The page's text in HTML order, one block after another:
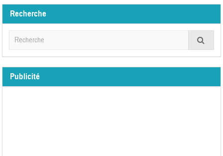
Recherche
Publicité